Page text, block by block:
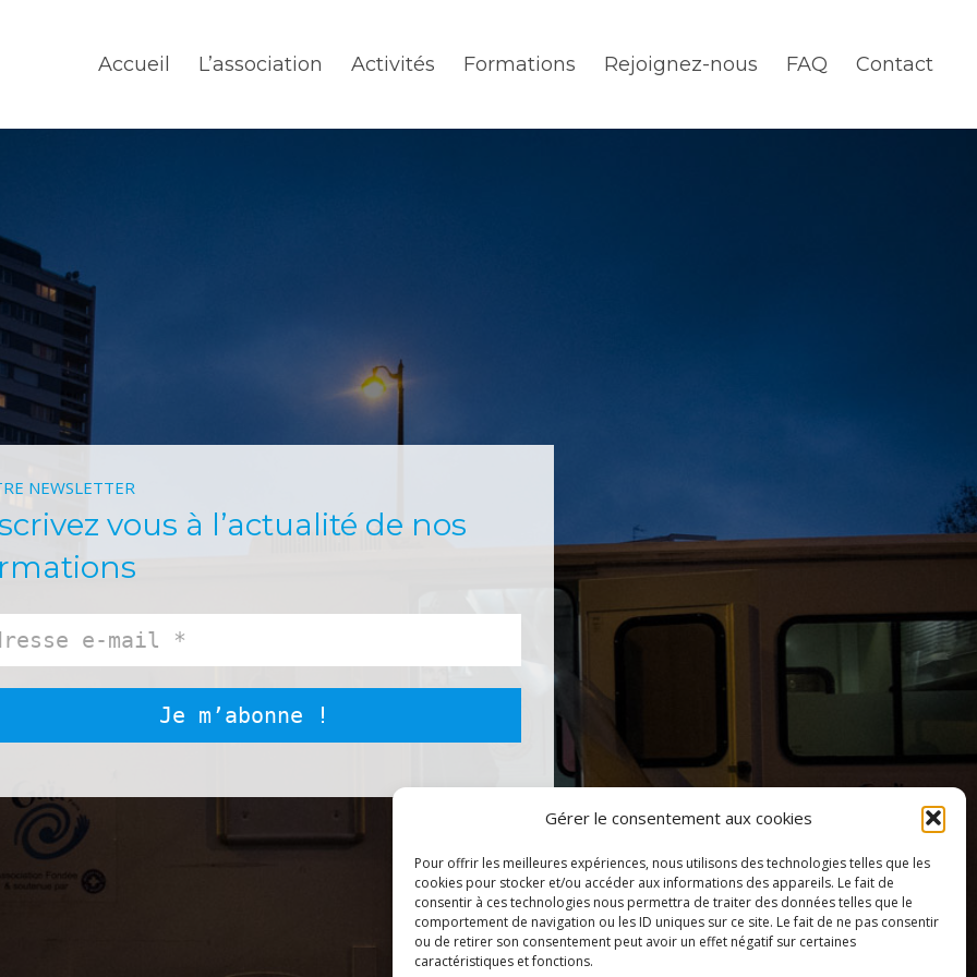
Gérer le consentement aux cookies
Pour offrir les meilleures expériences, nous utilisons des technologies telles que les
cookies pour stocker et/ou accéder aux informations des appareils. Le fait de
consentir à ces technologies nous permettra de traiter des données telles que le
comportement de navigation ou les ID uniques sur ce site. Le fait de ne pas consentir
ou de retirer son consentement peut avoir un effet négatif sur certaines
caractéristiques et fonctions.
Accueil L’association Activités Formations Rejoignez-nous FAQ Contact
NEWSLETTER
vous à l’actualité de nos